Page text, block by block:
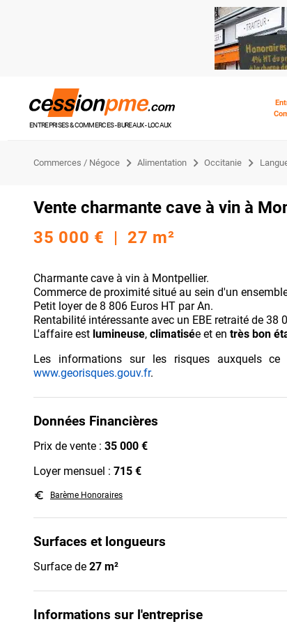
ENTREPRISES & COMMERCES - BUREAUX - LOCAUX
Commerces / Négoce Alimentation Occitanie
Vente charmante cave à vin à
35 000 € | 27 m²
Charmante cave à vin à Montpellier.
Commerce de proximité situé au sein d'un
Petit loyer de 8 806 Euros HT par An.
Rentabilité intéressante avec un EBE retraité de 38
L'affaire est lumineuse, climatisée et en très bon
Les informations sur les risques auxquels
www.georisques.gouv.fr.
Données Financières
Prix de vente : 35 000 €
Loyer mensuel : 715 €
euro_symbol Barème Honoraires
Surfaces et longueurs
Surface de 27 m²
Informations sur l'entreprise